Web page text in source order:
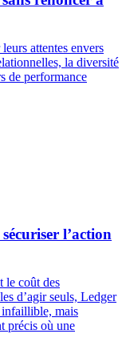
attentes envers
la diversité
de performance
l’action
le coût des
d’agir seuls, Ledger
infaillible, mais
précis où une